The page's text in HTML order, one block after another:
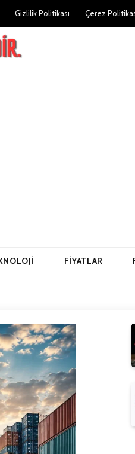
Gizlilik Politikası Çerez
FIYATLAR